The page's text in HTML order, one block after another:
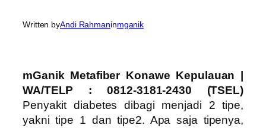
Written byAndi Rahmaninmganik
mGanik Metafiber Konawe Kepulauan
WA/TELP : 0812-3181-2430 (TSEL)
Penyakit diabetes dibagi menjadi 2 tipe,
yakni tipe 1 dan tipe2. Apa saja tipenya,